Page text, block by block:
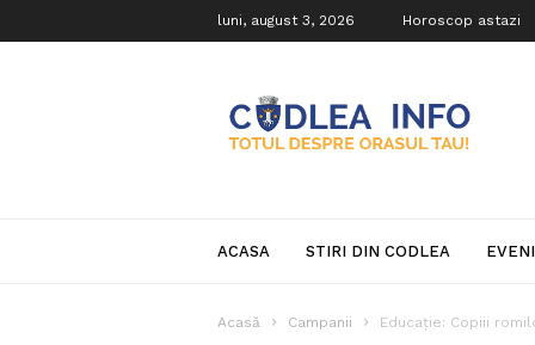
luni, august 3, 2026 Horoscop astazi
Info
ACASA STIRI DIN CODLEA
Acasă Campanii Educație: Copiii